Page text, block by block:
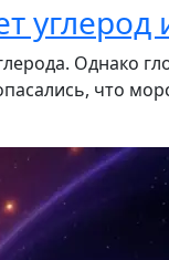
Однако
что